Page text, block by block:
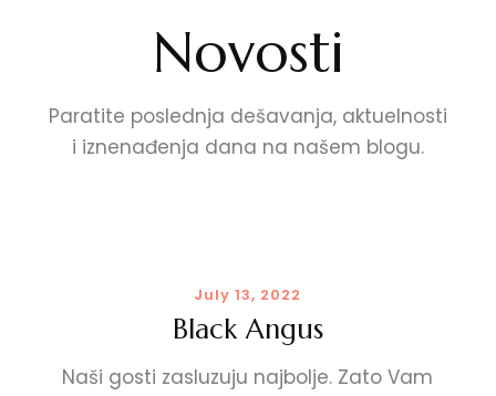
Novosti
Paratite poslednja dešavanja, aktuelnosti
i iznenađenja dana na našem blogu.
July 13, 2022
Black Angus
Naši gosti zasluzuju najbolje. Zato Vam